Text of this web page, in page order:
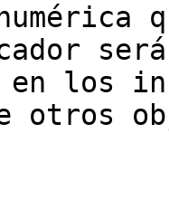
los
otros